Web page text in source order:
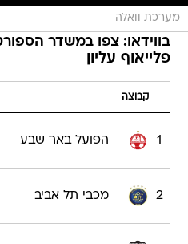
מערכת וואלה
בווידאו: צפו במשדר
פלייאוף עליון
קבוצה
1 הפועל באר שבע
2 מכבי תל אביב